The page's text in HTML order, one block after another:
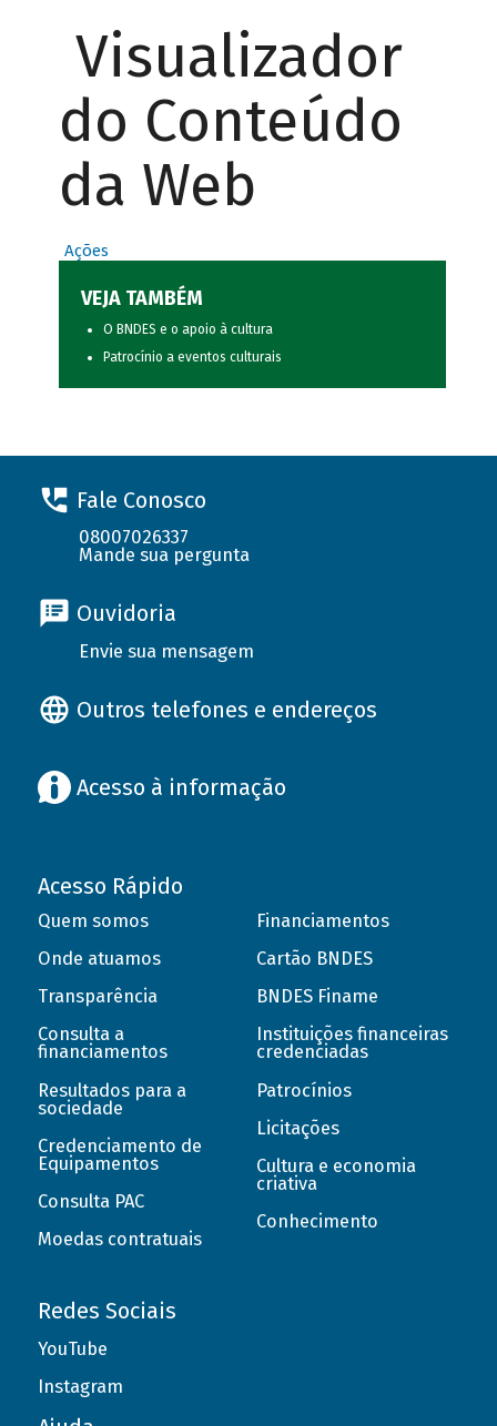
Visualizador
do Conteúdo
da Web
Ações
VEJA TAMBÉM
O BNDES e o apoio à cultura
Patrocínio a eventos culturais
Fale Conosco
08007026337
Mande sua pergunta
Ouvidoria
Envie sua mensagem
Outros telefones e endereços
Acesso à informação
Acesso Rápido
Quem somos
Onde atuamos
Transparência
Consulta a
financiamentos
Resultados para a
sociedade
Credenciamento de
Equipamentos
Consulta PAC
Moedas contratuais
Financiamentos
Cartão BNDES
BNDES Finame
Instituições financeiras
credenciadas
Patrocínios
Licitações
Cultura e economia
criativa
Conhecimento
Redes Sociais
YouTube
Instagram